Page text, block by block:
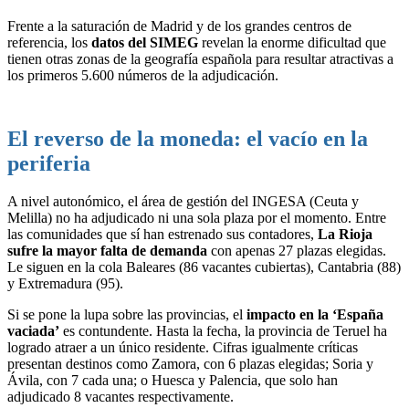
Frente a la saturación de Madrid y de los grandes centros de
referencia, los datos del SIMEG revelan la enorme dificultad que
tienen otras zonas de la geografía española para resultar atractivas a
los primeros 5.600 números de la adjudicación.
El reverso de la moneda: el vacío en la
periferia
A nivel autonómico, el área de gestión del INGESA (Ceuta y
Melilla) no ha adjudicado ni una sola plaza por el momento. Entre
las comunidades que sí han estrenado sus contadores, La Rioja
sufre la mayor falta de demanda con apenas 27 plazas elegidas.
Le siguen en la cola Baleares (86 vacantes cubiertas), Cantabria (88)
y Extremadura (95).
Si se pone la lupa sobre las provincias, el impacto en la ‘España
vaciada’ es contundente. Hasta la fecha, la provincia de Teruel ha
logrado atraer a un único residente. Cifras igualmente críticas
presentan destinos como Zamora, con 6 plazas elegidas; Soria y
Ávila, con 7 cada una; o Huesca y Palencia, que solo han
adjudicado 8 vacantes respectivamente.